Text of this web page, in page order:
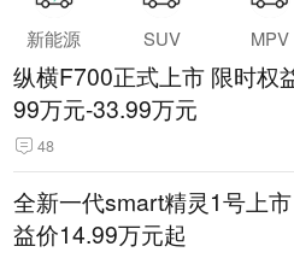
新能源 SUV MPV
纵横F700正式上市 限时权
99万元-33.99万元
48
全新一代smart精灵1号上
益价14.99万元起